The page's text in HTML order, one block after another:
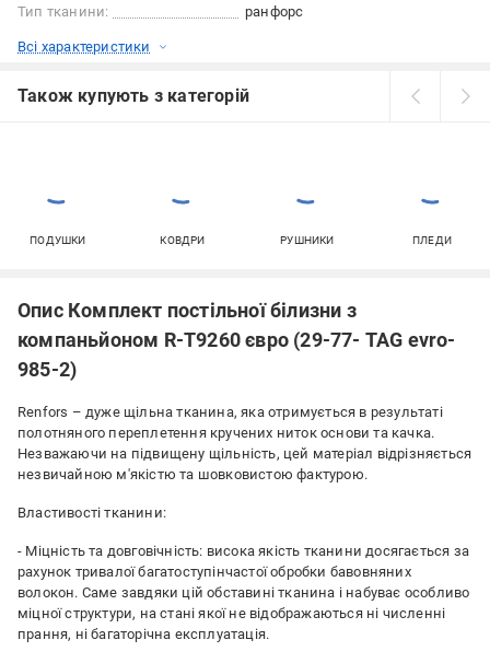
Тип тканини:
ранфорс
Всі характеристики
Також купують з категорій
ПОДУШКИ КОВДРИ РУШНИКИ ПЛЕДИ
Опис Комплект постільної білизни з
компаньйоном R-T9260 євро (29-77- TAG evro-
985-2)
Renfors – дуже щільна тканина, яка отримується в результаті
полотняного переплетення кручених ниток основи та качка.
Незважаючи на підвищену щільність, цей матеріал відрізняється
незвичайною м'якістю та шовковистою фактурою.
Властивості тканини:
- Міцність та довговічність: висока якість тканини досягається за
рахунок тривалої багатоступінчастої обробки бавовняних
волокон. Саме завдяки цій обставині тканина і набуває особливо
міцної структури, на стані якої не відображаються ні численні
прання, ні багаторічна експлуатація.